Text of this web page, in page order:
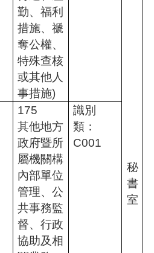
勤、福利
措施、禠
奪公權、
特殊查核
或其他人
事措施)
175
其他地方
政府暨所
屬機關構
內部單位
管理、公
共事務監
督、行政
協助及相
識別
類：
C001
秘
書
室